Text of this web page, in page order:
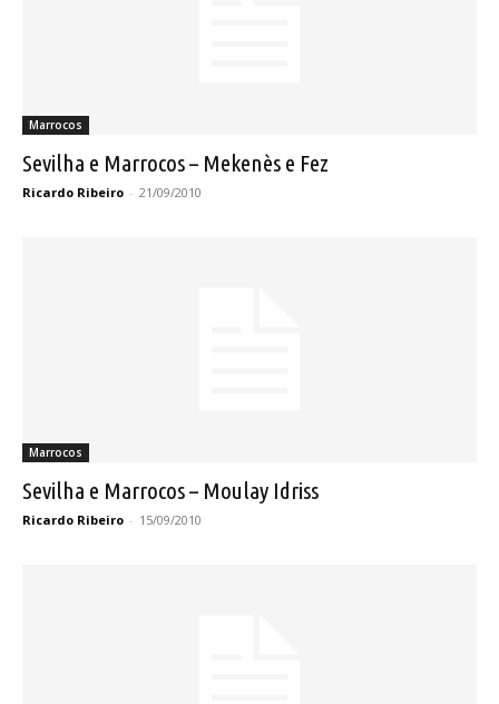
Marrocos
Sevilha e Marrocos – Mekenès e Fez
Ricardo Ribeiro - 21/09/2010
Marrocos
Sevilha e Marrocos – Moulay Idriss
Ricardo Ribeiro - 15/09/2010